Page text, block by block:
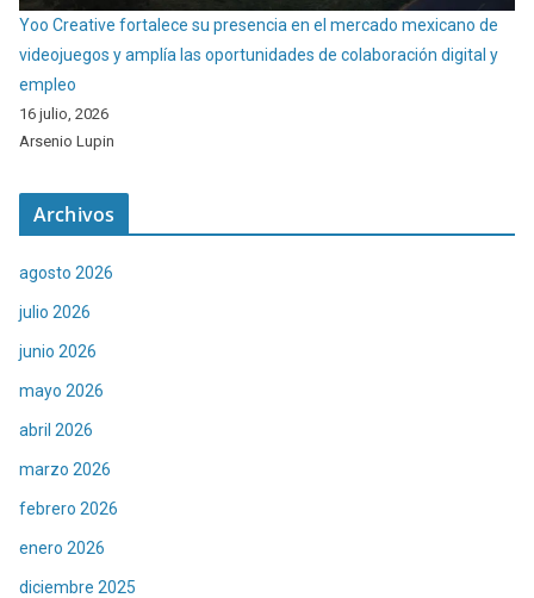
Yoo Creative fortalece su presencia en el mercado mexicano de
videojuegos y amplía las oportunidades de colaboración digital y
empleo
16 julio, 2026
Arsenio Lupin
Archivos
agosto 2026
julio 2026
junio 2026
mayo 2026
abril 2026
marzo 2026
febrero 2026
enero 2026
diciembre 2025